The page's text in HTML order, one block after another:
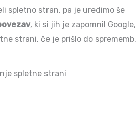
spletno stran, pa je uredimo še
, ki si jih je zapomnil Google,
strani, če je prišlo do sprememb.
spletne strani